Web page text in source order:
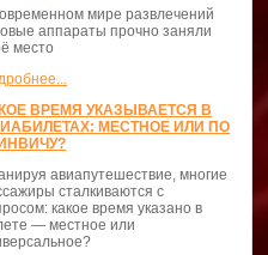
мире развлечений
аппараты прочно заняли
место
ВРЕМЯ УКАЗЫВАЕТСЯ В
МЕСТНОЕ ИЛИ ПО
авиапутешествие, многие
сталкиваются с
какое время указано в
— местное или